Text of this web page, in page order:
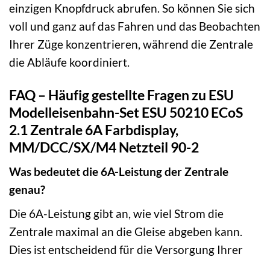
einzigen Knopfdruck abrufen. So können Sie sich
voll und ganz auf das Fahren und das Beobachten
Ihrer Züge konzentrieren, während die Zentrale
die Abläufe koordiniert.
FAQ – Häufig gestellte Fragen zu ESU
Modelleisenbahn-Set ESU 50210 ECoS
2.1 Zentrale 6A Farbdisplay,
MM/DCC/SX/M4 Netzteil 90-2
Was bedeutet die 6A-Leistung der Zentrale
genau?
Die 6A-Leistung gibt an, wie viel Strom die
Zentrale maximal an die Gleise abgeben kann.
Dies ist entscheidend für die Versorgung Ihrer